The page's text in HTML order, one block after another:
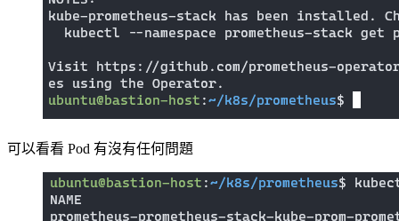
可以看看 Pod 有沒有任何問題